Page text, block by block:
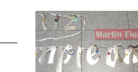
página
producto